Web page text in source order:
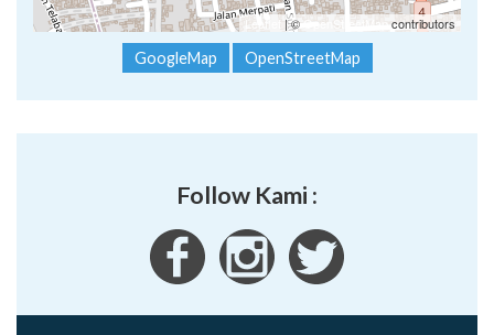
Leaflet | ©OpenStreetMap contributors
GoogleMap OpenStreetMap
Follow Kami :